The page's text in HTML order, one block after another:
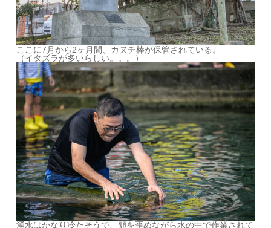
ここに7月から2ヶ月間、カヌチ棒が保管されている。
（イタズラが多いらしい。。。）
湧水はかなり冷たそうで、顔を歪めながら水の中で作業されて